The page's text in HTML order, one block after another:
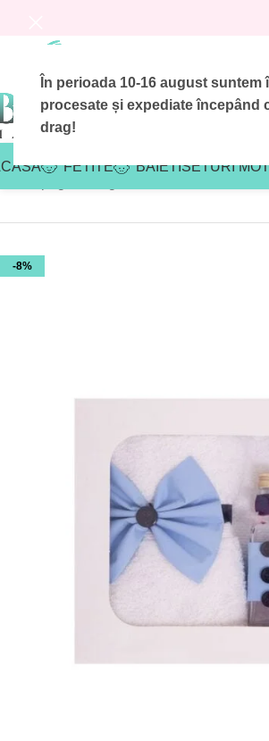
În perioada 10-16 august suntem
procesate și expediate începând
drag!
FETITE BAIETISETURI MOT
-8%